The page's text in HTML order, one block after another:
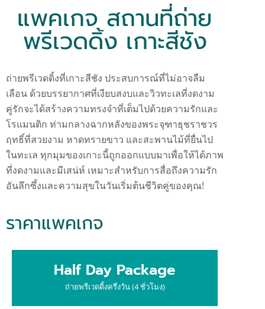
แพคเกจ สถานที่ถ่าย
พรีเวดดิ้ง เกาะสีชัง
ถ่ายพรีเวดดิ้งที่เกาะสีชัง ประสบการณ์ที่ไม่อาจลืม
เลือน ด้วยบรรยากาศที่เงียบสงบและวิวทะเลที่งดงาม
คู่รักจะได้สร้างความทรงจำที่เต็มไปด้วยความรักและ
โรแมนติก ท่ามกลางฉากหลังของพระจุฑาธุชราชวร
ฤทธิ์ที่สวยงาม หาดทรายขาว และสะพานไม้ที่ยื่นไป
ในทะเล ทุกมุมของเกาะนี้ถูกออกแบบมาเพื่อให้ได้ภาพ
ที่งดงามและมีเสน่ห์ เหมาะสำหรับการสื่อถึงความรัก
อันลึกซึ้งและความสุขในวันเริ่มต้นชีวิตคู่ของคุณ!
ราคาแพคเกจ
Half Day Package
ถ่ายพรีเวดดิ้งครึ่งวัน (4 ชั่วโมง)